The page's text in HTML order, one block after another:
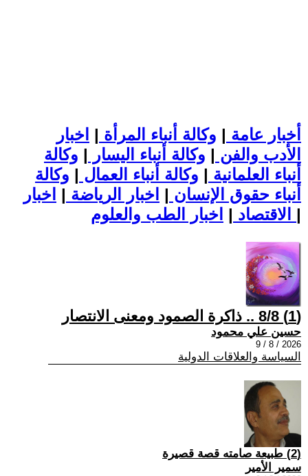
أخبار عامة | وكالة أنباء المرأة | اخبار
الأدب والفن | وكالة أنباء اليسار | وكالة
أنباء العلمانية | وكالة أنباء العمال | وكالة
أنباء حقوق الإنسان | اخبار الرياضة | اخبار
الاقتصاد | |
(1) 8/8 .. ذاكرة الصمود ومعنى الانتصار
حسين علي محمود
2026 / 8 / 9
السياسة والعلاقات الدولية
(2) طبيعة صامته قصة قصيرة
سمير الأمير